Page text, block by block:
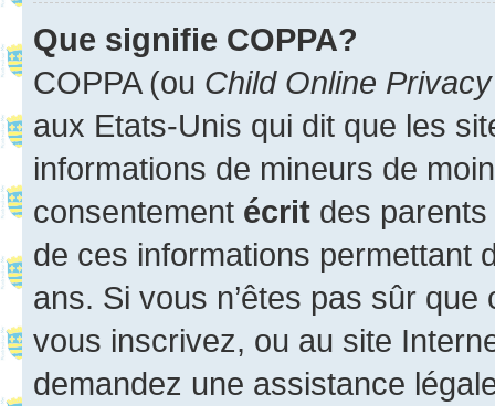
Que signifie COPPA?
COPPA (ou Child Online
aux Etats-Unis qui dit que les
informations de mineurs de
consentement écrit des parents
de ces informations permettant
ans. Si vous n’êtes pas sûr
vous inscrivez, ou au site
demandez une assistance